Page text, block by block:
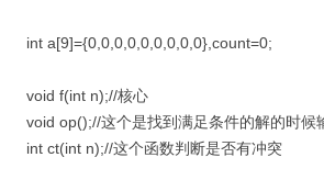
int a[9]={0,0,0,0,0,0,0,0,0},count=0;
void f(int n);//核心
void op();//这个是找到满足条件的解的时候
int ct(int n);//这个函数判断是否有冲突